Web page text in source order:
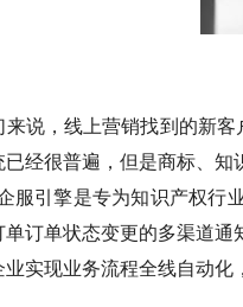
说，线上营销找到的新
经很普遍，但是商标、
服引擎是专为知识产权行
单订单状态变更的多渠道
实现业务流程全线自动化